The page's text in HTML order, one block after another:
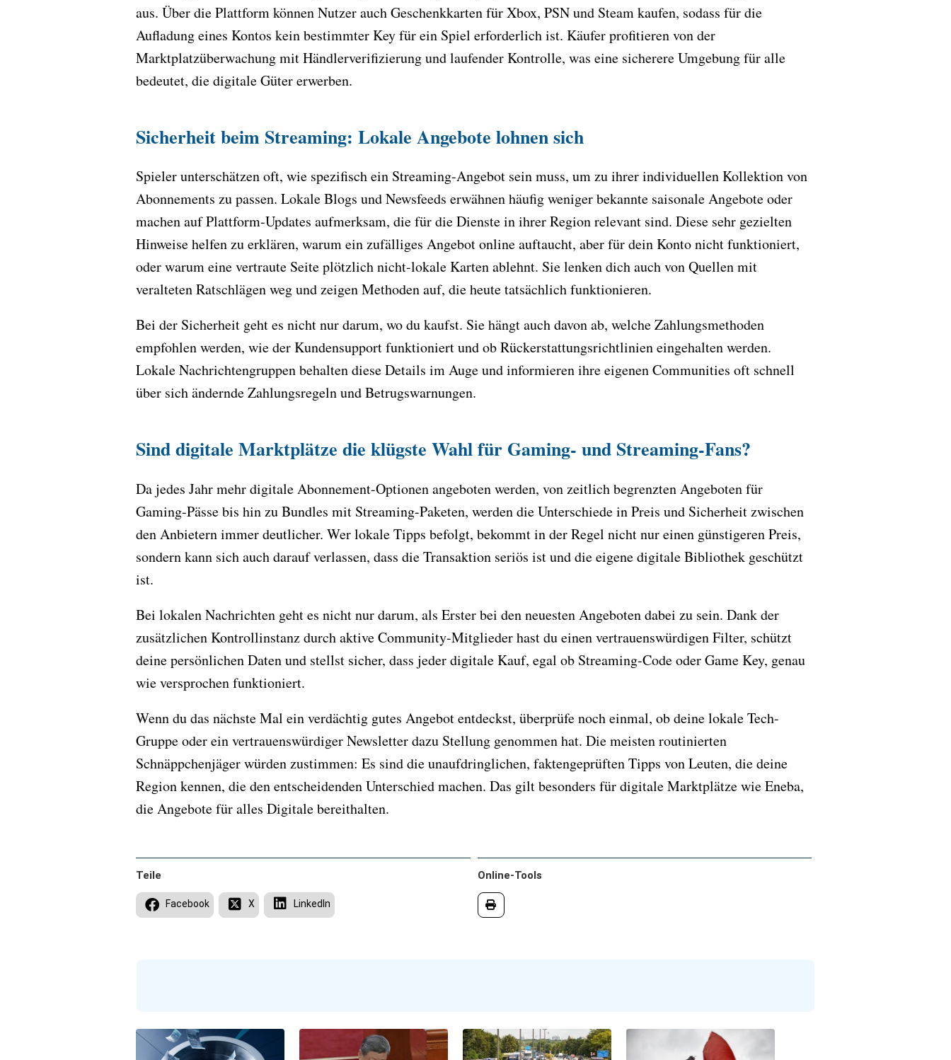
aus. Über die Plattform können Nutzer auch Geschenkkarten für Xbox, PSN und Steam kaufen, sodass für die
Aufladung eines Kontos kein bestimmter Key für ein Spiel erforderlich ist. Käufer profitieren von der
Marktplatzüberwachung mit Händlerverifizierung und laufender Kontrolle, was eine sicherere Umgebung für alle
bedeutet, die digitale Güter erwerben.
Sicherheit beim Streaming: Lokale Angebote lohnen sich
Spieler unterschätzen oft, wie spezifisch ein Streaming-Angebot sein muss, um zu ihrer individuellen Kollektion von
Abonnements zu passen. Lokale Blogs und Newsfeeds erwähnen häufig weniger bekannte saisonale Angebote oder
machen auf Plattform-Updates aufmerksam, die für die Dienste in ihrer Region relevant sind. Diese sehr gezielten
Hinweise helfen zu erklären, warum ein zufälliges Angebot online auftaucht, aber für dein Konto nicht funktioniert,
oder warum eine vertraute Seite plötzlich nicht-lokale Karten ablehnt. Sie lenken dich auch von Quellen mit
veralteten Ratschlägen weg und zeigen Methoden auf, die heute tatsächlich funktionieren.
Bei der Sicherheit geht es nicht nur darum, wo du kaufst. Sie hängt auch davon ab, welche Zahlungsmethoden
empfohlen werden, wie der Kundensupport funktioniert und ob Rückerstattungsrichtlinien eingehalten werden.
Lokale Nachrichtengruppen behalten diese Details im Auge und informieren ihre eigenen Communities oft schnell
über sich ändernde Zahlungsregeln und Betrugswarnungen.
Sind digitale Marktplätze die klügste Wahl für Gaming- und Streaming-Fans?
Da jedes Jahr mehr digitale Abonnement-Optionen angeboten werden, von zeitlich begrenzten Angeboten für
Gaming-Pässe bis hin zu Bundles mit Streaming-Paketen, werden die Unterschiede in Preis und Sicherheit zwischen
den Anbietern immer deutlicher. Wer lokale Tipps befolgt, bekommt in der Regel nicht nur einen günstigeren Preis,
sondern kann sich auch darauf verlassen, dass die Transaktion seriös ist und die eigene digitale Bibliothek geschützt
ist.
Bei lokalen Nachrichten geht es nicht nur darum, als Erster bei den neuesten Angeboten dabei zu sein. Dank der
zusätzlichen Kontrollinstanz durch aktive Community-Mitglieder hast du einen vertrauenswürdigen Filter, schützt
deine persönlichen Daten und stellst sicher, dass jeder digitale Kauf, egal ob Streaming-Code oder Game Key, genau
wie versprochen funktioniert.
Wenn du das nächste Mal ein verdächtig gutes Angebot entdeckst, überprüfe noch einmal, ob deine lokale Tech-
Gruppe oder ein vertrauenswürdiger Newsletter dazu Stellung genommen hat. Die meisten routinierten
Schnäppchenjäger würden zustimmen: Es sind die unaufdringlichen, faktengeprüften Tipps von Leuten, die deine
Region kennen, die den entscheidenden Unterschied machen. Das gilt besonders für digitale Marktplätze wie Eneba,
die Angebote für alles Digitale bereithalten.
Online-Tools
Teile
Facebook X LinkedIn